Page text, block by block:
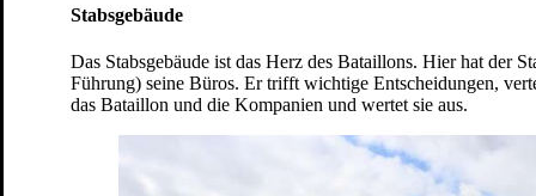
Stabsgebäude
Das Stabsgebäude ist das Herz des Bataillons. Hier hat der
Führung) seine Büros. Er trifft wichtige Entscheidungen,
das Bataillon und die Kompanien und wertet sie aus.
4
Schießausbildung Panzerfaust
Steigerung der körperlichen
Leistungsfähigkeit
Gruppengefechtsschießen